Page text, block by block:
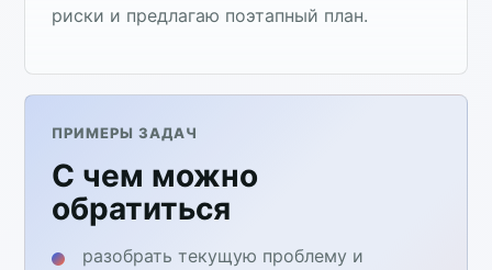
риски и предлагаю поэтапный план.
ПРИМЕРЫ ЗАДАЧ
С чем можно
обратиться
разобрать текущую проблему и